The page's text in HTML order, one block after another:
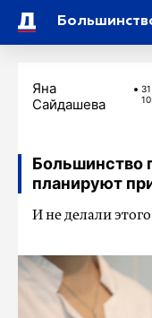
Яна
Сайдашева
Большинство
планируют
И не делали